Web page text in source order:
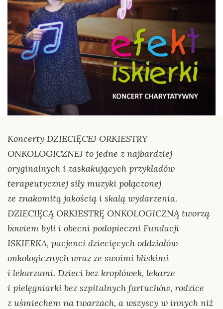
Koncerty DZIECIĘCEJ ORKIESTRY
ONKOLOGICZNEJ to jedne z najbardziej
oryginalnych i zaskakujących przykładów
terapeutycznej siły muzyki połączonej
ze znakomitą jakością i skalą wydarzenia.
DZIECIĘCĄ ORKIESTRĘ ONKOLOGICZNĄ tworzą
bowiem byli i obecni podopieczni Fundacji
ISKIERKA, pacjenci dziecięcych oddziałów
onkologicznych wraz ze swoimi bliskimi
i lekarzami. Dzieci bez kroplówek, lekarze
i pielęgniarki bez szpitalnych fartuchów, rodzice
z uśmiechem na twarzach, a wszyscy w innych niż